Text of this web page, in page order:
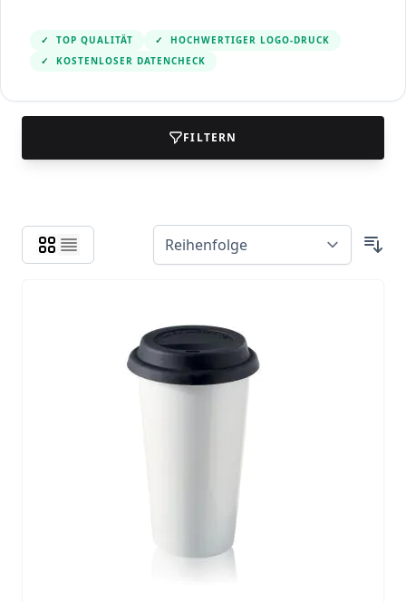
✓ TOP QUALITÄT ✓
HOCHWERTIGER LOGO-DRUCK
✓
KOSTENLOSER DATENCHECK
FILTERN